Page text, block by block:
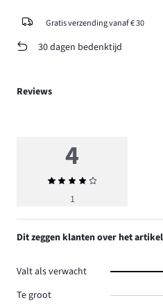
Gratis verzending vanaf € 30
30 dagen bedenktijd
Reviews
4
Gemiddelde
beoordeling
1
Dit zeggen klanten over het
Valt als verwacht
Te groot